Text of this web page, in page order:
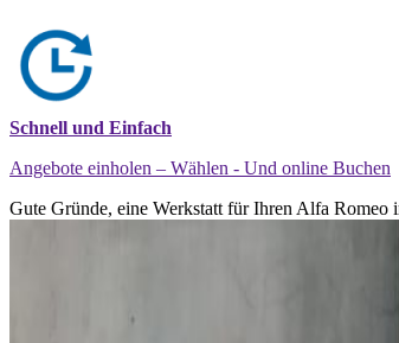
Schnell und Einfach
Angebote einholen – Wählen - Und online Buchen
Gute Gründe, eine Werkstatt für Ihren Alfa